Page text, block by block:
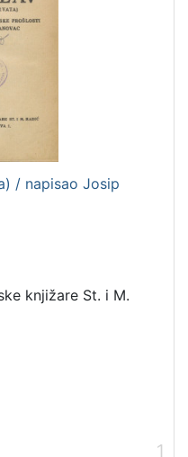
/ napisao Josip
knjižare St. i M.
1